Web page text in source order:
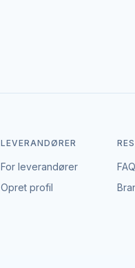
LEVERANDØRER
For leverandører
Opret profil
FAQ